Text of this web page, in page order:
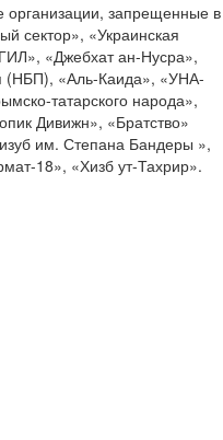
организации, запрещенные в
сектор», «Украинская
«Джебхат ан-Нусра»,
(НБП), «Аль-Каида», «УНА-
татарского народа»,
Дивижн», «Братство»
им. Степана Бандеры »,
18», «Хизб ут-Тахрир».